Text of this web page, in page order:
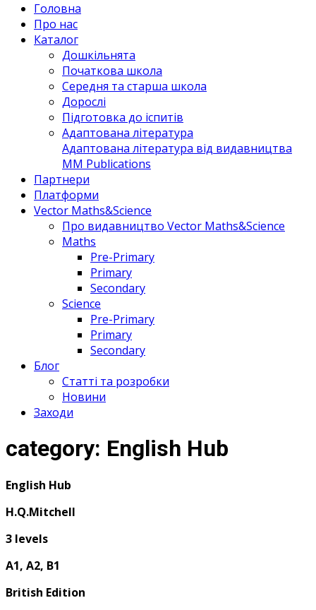
Головна
Про нас
Каталог
Дошкільнята
Початкова школа
Середня та старша школа
Дорослі
Підготовка до іспитів
Адаптована література
Адаптована література від видавництва
MM Publications
Партнери
Платформи
Vector Maths&Science
Про видавництво Vector Maths&Science
Maths
Pre-Primary
Primary
Secondary
Science
Pre-Primary
Primary
Secondary
Блог
Статті та розробки
Новини
Заходи
category: English Hub
English Hub
H.Q.Mitchell
3 levels
A1, А2, В1
British Edition